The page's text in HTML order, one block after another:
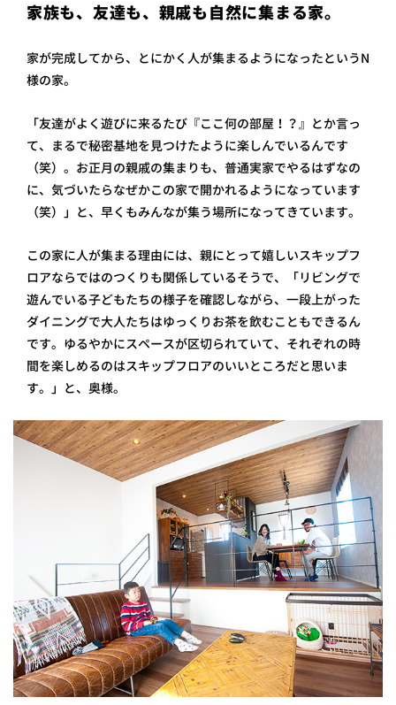
家族も、友達も、親戚も自然に集まる家。
家が完成してから、とにかく人が集まるようになったというN
様の家。
「友達がよく遊びに来るたび『ここ何の部屋！？』とか言っ
て、まるで秘密基地を見つけたように楽しんでいるんです
（笑）。お正月の親戚の集まりも、普通実家でやるはずなの
に、気づいたらなぜかこの家で開かれるようになっています
（笑）」と、早くもみんなが集う場所になってきています。
この家に人が集まる理由には、親にとって嬉しいスキップフ
ロアならではのつくりも関係しているそうで、「リビングで
遊んでいる子どもたちの様子を確認しながら、一段上がった
ダイニングで大人たちはゆっくりお茶を飲むこともできるん
です。ゆるやかにスペースが区切られていて、それぞれの時
間を楽しめるのはスキップフロアのいいところだと思いま
す。」と、奥様。